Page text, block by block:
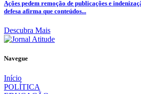
Ações pedem remoção de publicações e
defesa afirma que conteúdos...
Descubra Mais
Navegue
Início
POLÍTICA